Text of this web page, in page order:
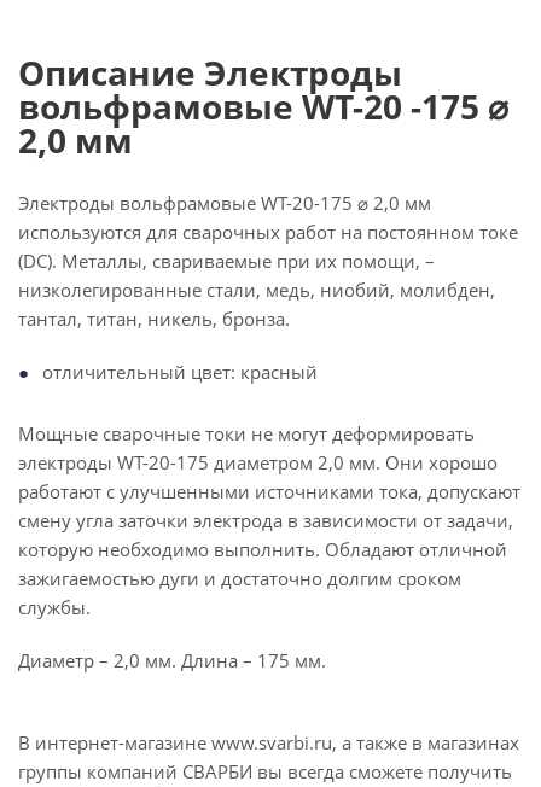
Описание Электроды
вольфрамовые WT-20 -175 ⌀
2,0 мм
Электроды вольфрамовые WT-20-175 ⌀ 2,0 мм
используются для сварочных работ на постоянном токе
(DC). Металлы, свариваемые при их помощи, –
низколегированные стали, медь, ниобий, молибден,
тантал, титан, никель, бронза.
отличительный цвет: красный
Мощные сварочные токи не могут деформировать
электроды WT-20-175 диаметром 2,0 мм. Они хорошо
работают с улучшенными источниками тока, допускают
смену угла заточки электрода в зависимости от задачи,
которую необходимо выполнить. Обладают отличной
зажигаемостью дуги и достаточно долгим сроком
службы.
Диаметр – 2,0 мм. Длина – 175 мм.
В интернет-магазине www.svarbi.ru, а также в магазинах
группы компаний СВАРБИ вы всегда сможете получить